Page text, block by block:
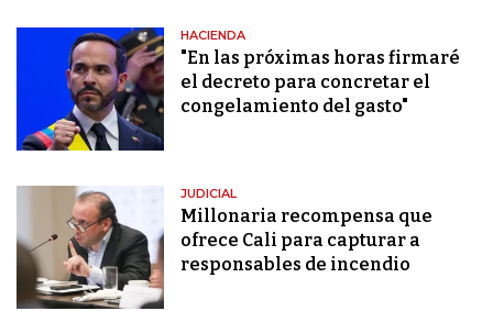
HACIENDA
"En las próximas horas firmaré
el decreto para concretar el
congelamiento del gasto"
JUDICIAL
Millonaria recompensa que
ofrece Cali para capturar a
responsables de incendio